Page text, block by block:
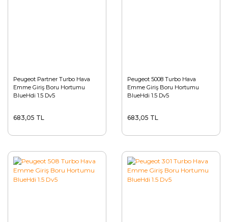
Peugeot Partner Turbo Hava
Emme Giriş Boru Hortumu
BlueHdi 1.5 Dv5
683,05 TL
Peugeot 5008 Turbo Hava
Emme Giriş Boru Hortumu
BlueHdi 1.5 Dv5
683,05 TL